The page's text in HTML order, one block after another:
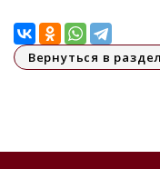
Вернуться в раздел